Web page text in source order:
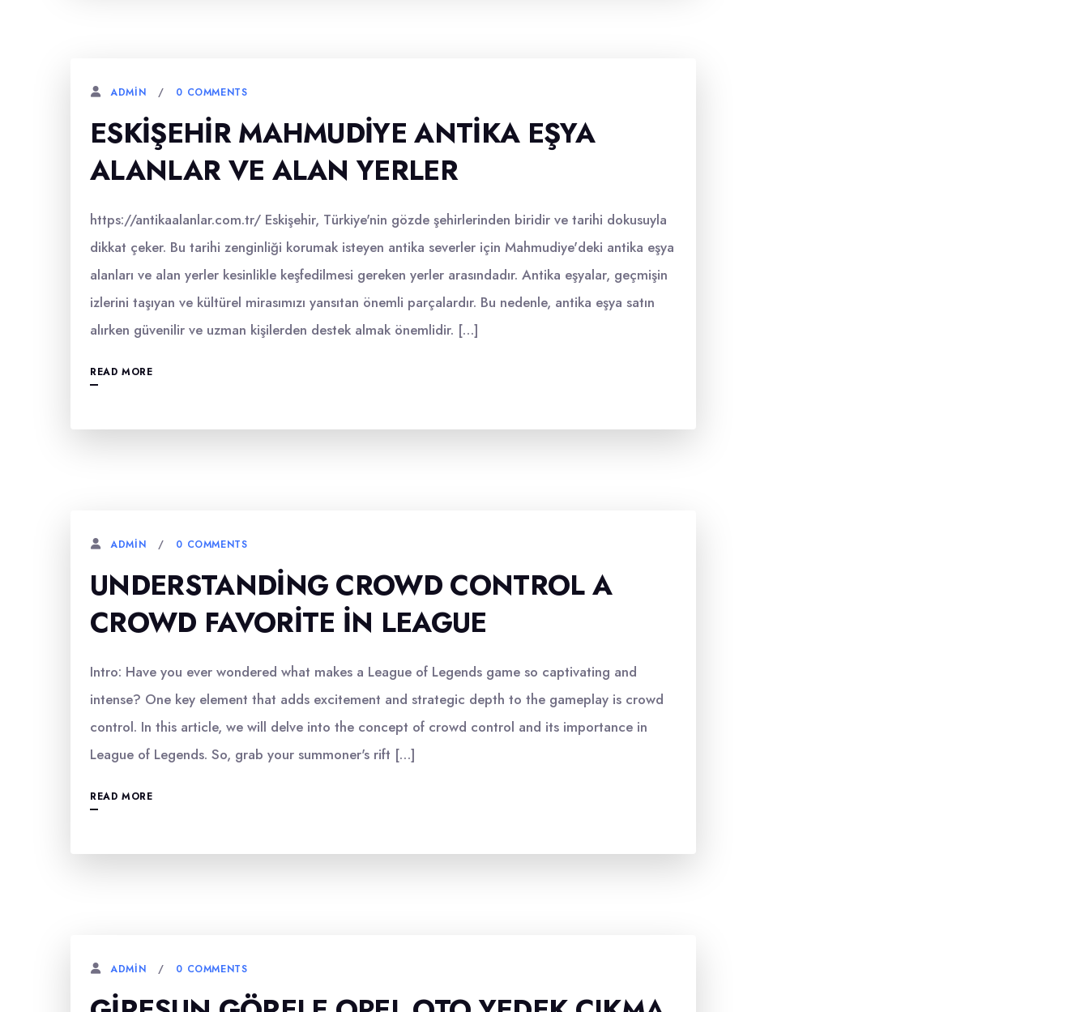
ADMIN 0 COMMENTS
ESKIŞEHIR MAHMUDIYE ANTIKA EŞYA
ALANLAR VE ALAN YERLER
https://antikaalanlar.com.tr/ Eskişehir, Türkiye'nin gözde şehirlerinden biridir ve tarihi dokusuyla
dikkat çeker. Bu tarihi zenginliği korumak isteyen antika severler için Mahmudiye'deki antika eşya
alanları ve alan yerler kesinlikle keşfedilmesi gereken yerler arasındadır. Antika eşyalar, geçmişin
izlerini taşıyan ve kültürel mirasımızı yansıtan önemli parçalardır. Bu nedenle, antika eşya satın
alırken güvenilir ve uzman kişilerden destek almak önemlidir. […]
READ MORE
ADMIN 0 COMMENTS
UNDERSTANDING CROWD CONTROL A
CROWD FAVORITE IN LEAGUE
Intro: Have you ever wondered what makes a League of Legends game so captivating and
intense? One key element that adds excitement and strategic depth to the gameplay is crowd
control. In this article, we will delve into the concept of crowd control and its importance in
League of Legends. So, grab your summoner's rift […]
READ MORE
ADMIN 0 COMMENTS